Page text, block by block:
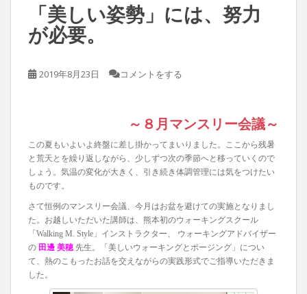
「美しい姿勢」には、努力
が必要。
2019年8月23日 コメントをする
～８月マンスリー会議～
この夏もいよいよ終盤に差し掛かってまいりました。ここから残暑
と荒天とを繰り返しながら、少しずつ次の季節へと移っていくので
しょう。気温の変化が大きく、引き続き体調管理には気をつけたい
ものです。
さて恒例のマンスリー会議、今月はお盆を避けての実施となりまし
た。お越しいただいた講師は、熊本初のウォーキングスクール
「Walking M. Style」インストラクター、 ウォーキングアドバイザー
の 田邊 美穂 先生。「美しいウォーキングとポージング」につい
て、熱のこもったお話を交えながらの実践形式でご指導いただきま
した。